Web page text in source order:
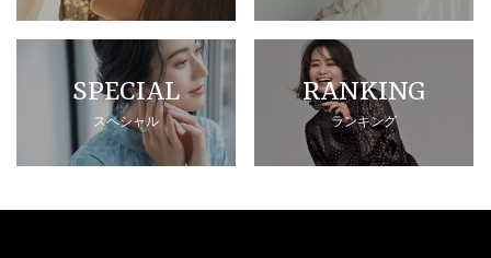
SPECIAL
スペシャル
RANKING
ランキング